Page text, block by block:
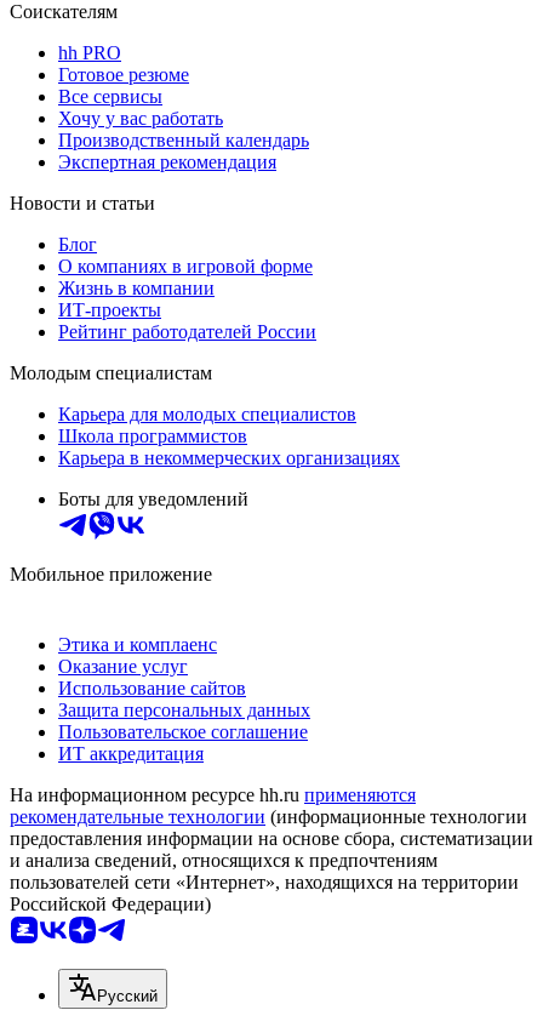
Соискателям
hh PRO
Готовое резюме
Все сервисы
Хочу у вас работать
Производственный календарь
Экспертная рекомендация
Новости и статьи
Блог
О компаниях в игровой форме
Жизнь в компании
ИТ-проекты
Рейтинг работодателей России
Молодым специалистам
Карьера для молодых специалистов
Школа программистов
Карьера в некоммерческих организациях
Боты для уведомлений
Мобильное приложение
Этика и комплаенс
Оказание услуг
Использование сайтов
Защита персональных данных
Пользовательское соглашение
ИТ аккредитация
На информационном ресурсе hh.ru применяются
рекомендательные технологии (информационные технологии
предоставления информации на основе сбора, систематизации
и анализа сведений, относящихся к предпочтениям
пользователей сети «Интернет», находящихся на территории
Российской Федерации)
Русский